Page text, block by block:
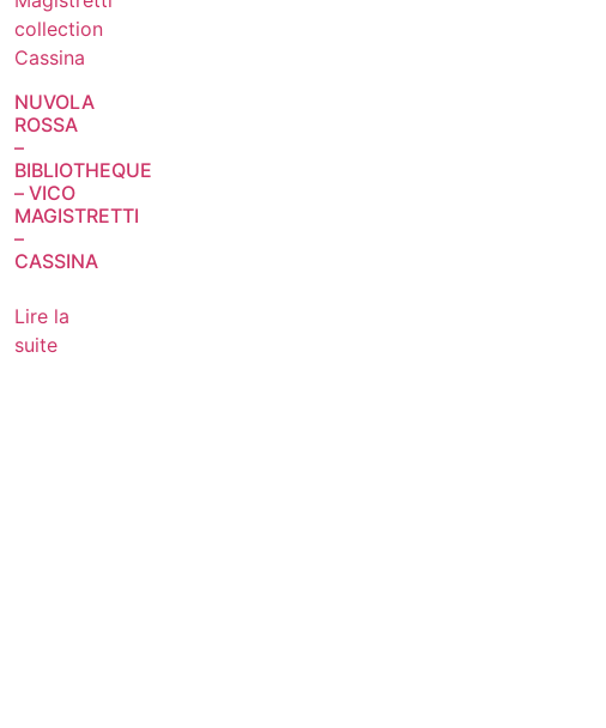
NUVOLA
ROSSA
–
BIBLIOTHEQUE
– VICO
MAGISTRETTI
–
CASSINA
Lire la
suite